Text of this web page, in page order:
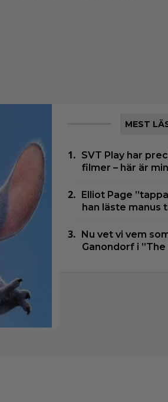
MEST
SVT Play har
filmer – här är
Elliot Page
han läste manus
Nu vet vi vem
Ganondorf i